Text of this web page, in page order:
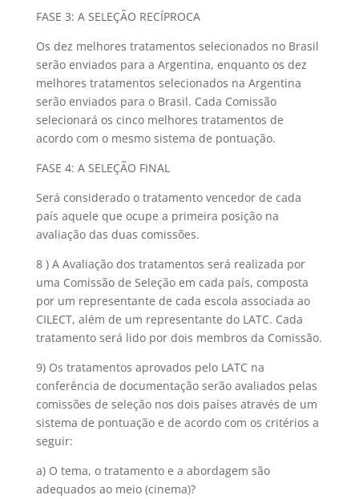
FASE 3: A SELEÇÃO RECÍPROCA
Os dez melhores tratamentos selecionados no Brasil
serão enviados para a Argentina, enquanto os dez
melhores tratamentos selecionados na Argentina
serão enviados para o Brasil. Cada Comissão
selecionará os cinco melhores tratamentos de
acordo com o mesmo sistema de pontuação.
FASE 4: A SELEÇÃO FINAL
Será considerado o tratamento vencedor de cada
país aquele que ocupe a primeira posição na
avaliação das duas comissões.
8 ) A Avaliação dos tratamentos será realizada por
uma Comissão de Seleção em cada país, composta
por um representante de cada escola associada ao
CILECT, além de um representante do LATC. Cada
tratamento será lido por dois membros da Comissão.
9) Os tratamentos aprovados pelo LATC na
conferência de documentação serão avaliados pelas
comissões de seleção nos dois países através de um
sistema de pontuação e de acordo com os critérios a
seguir:
a) O tema, o tratamento e a abordagem são
adequados ao meio (cinema)?